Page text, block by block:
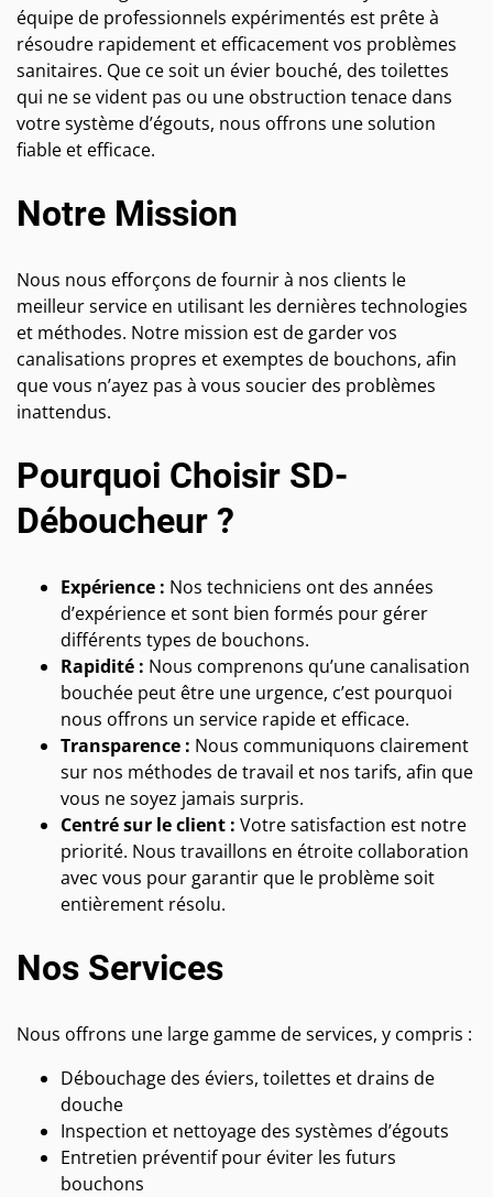
équipe de professionnels expérimentés est prête à
résoudre rapidement et efficacement vos problèmes
sanitaires. Que ce soit un évier bouché, des toilettes
qui ne se vident pas ou une obstruction tenace dans
votre système d’égouts, nous offrons une solution
fiable et efficace.
Notre Mission
Nous nous efforçons de fournir à nos clients le
meilleur service en utilisant les dernières technologies
et méthodes. Notre mission est de garder vos
canalisations propres et exemptes de bouchons, afin
que vous n’ayez pas à vous soucier des problèmes
inattendus.
Pourquoi Choisir SD-
Déboucheur ?
Expérience : Nos techniciens ont des années
d’expérience et sont bien formés pour gérer
différents types de bouchons.
Rapidité : Nous comprenons qu’une canalisation
bouchée peut être une urgence, c’est pourquoi
nous offrons un service rapide et efficace.
Transparence : Nous communiquons clairement
sur nos méthodes de travail et nos tarifs, afin que
vous ne soyez jamais surpris.
Centré sur le client : Votre satisfaction est notre
priorité. Nous travaillons en étroite collaboration
avec vous pour garantir que le problème soit
entièrement résolu.
Nos Services
Nous offrons une large gamme de services, y compris :
Débouchage des éviers, toilettes et drains de
douche
Inspection et nettoyage des systèmes d’égouts
Entretien préventif pour éviter les futurs
bouchons